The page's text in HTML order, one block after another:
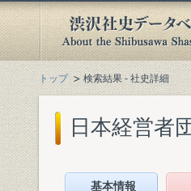
トップ 検索結果 - 社史詳細
日本経営者
基本情報